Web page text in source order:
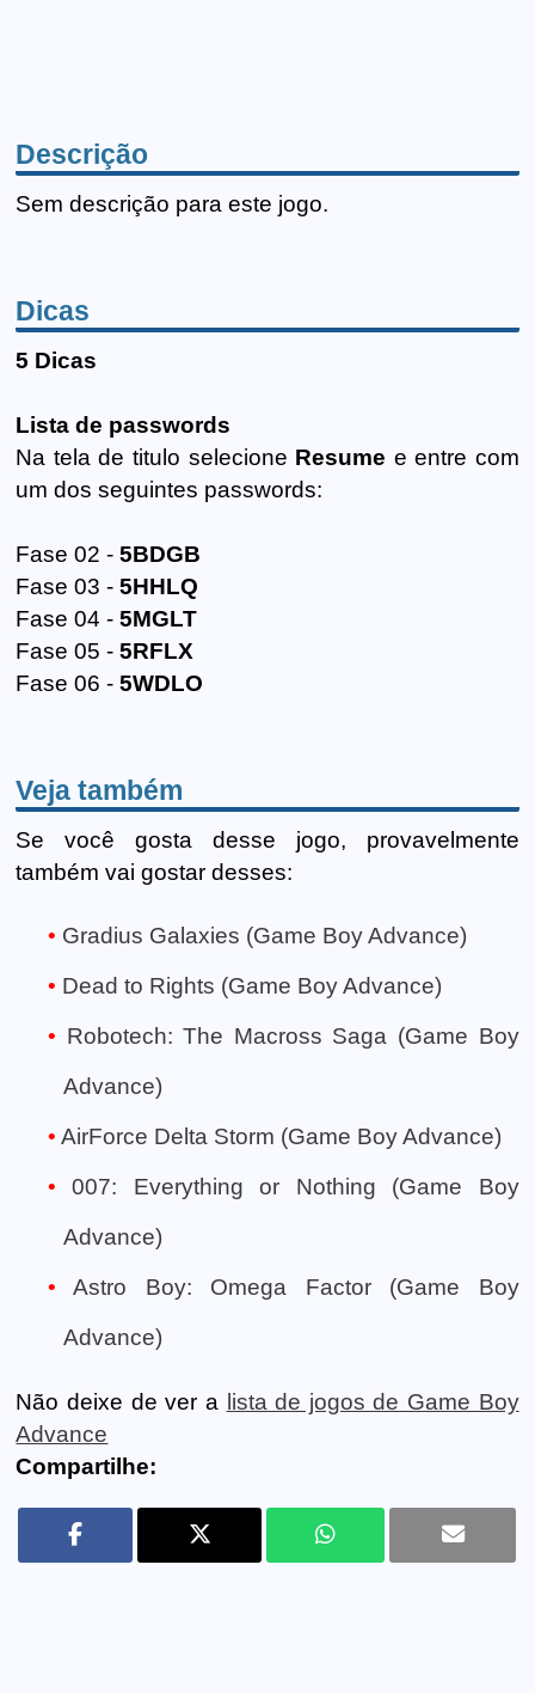
Descrição
Sem descrição para este jogo.
Dicas
5 Dicas
Lista de passwords
Na tela de titulo selecione Resume e entre com
um dos seguintes passwords:
Fase 02 -5BDGB
Fase 03 -5HHLQ
Fase 04 -5MGLT
Fase 05 -5RFLX
Fase 06 -5WDLO
Veja também
Se você gosta desse jogo, provavelmente
também vai gostar desses:
Gradius Galaxies (Game Boy Advance)
Dead to Rights (Game Boy Advance)
Robotech: The Macross Saga (Game Boy
Advance)
AirForce Delta Storm (Game Boy Advance)
007: Everything or Nothing (Game Boy
Advance)
Astro Boy: Omega Factor (Game Boy
Advance)
Não deixe de ver a
lista de jogos de Game Boy
Advance
Compartilhe: